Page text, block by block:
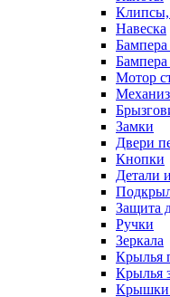
Клипсы,
Навеска
Бампера
Мотор
Замки
Двери
Кнопки
Детали
Защита
Ручки
Зеркала
Крылья
Крылья
Крышки